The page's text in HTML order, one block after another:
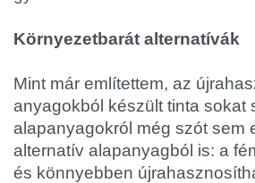
Környezetbarát alternatívák
Mint már említettem, az
anyagokból készült tinta sokat
alapanyagokról még szót sem
alternatív alapanyagból is: a
és könnyebben